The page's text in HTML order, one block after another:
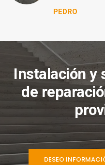
PEDRO
Instalación y
de
DESEO